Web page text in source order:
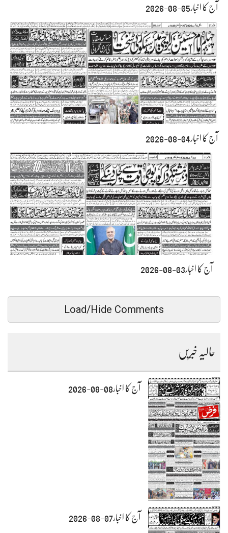
آج کا اخبار05-08-2026
آج کا اخبار04-08-2026
آج کا اخبار03-08-2026
Load/Hide Comments
حالیہ خبریں
آج کا اخبار08-08-2026
آج کا اخبار07-08-2026